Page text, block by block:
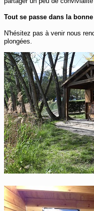
Tout se passe dans la
N'hésitez pas à venir nous
plongées.